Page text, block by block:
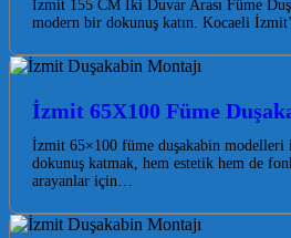
İzmit 155 CM İki Duvar Arası Füme
modern bir dokunuş katın. Kocaeli
İzmit 65X100 Füme
İzmit 65×100 füme duşakabin modelleri
dokunuş katmak, hem estetik hem de
arayanlar için…